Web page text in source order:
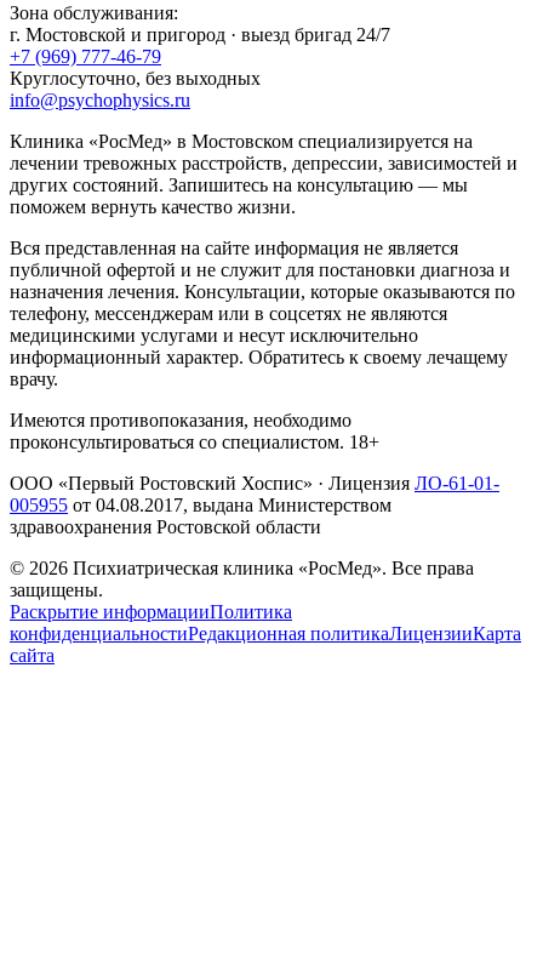
Зона обслуживания:
г. Мостовской и пригород · выезд бригад 24/7
+7 (969) 777-46-79
Круглосуточно, без выходных
info@psychophysics.ru
Клиника «РосМед» в Мостовском специализируется на
лечении тревожных расстройств, депрессии, зависимостей и
других состояний. Запишитесь на консультацию — мы
поможем вернуть качество жизни.
Вся представленная на сайте информация не является
публичной офертой и не служит для постановки диагноза и
назначения лечения. Консультации, которые оказываются по
телефону, мессенджерам или в соцсетях не являются
медицинскими услугами и несут исключительно
информационный характер. Обратитесь к своему лечащему
врачу.
Имеются противопоказания, необходимо
проконсультироваться со специалистом. 18+
ООО «Первый Ростовский Хоспис» · Лицензия ЛО-61-01-
005955 от 04.08.2017, выдана Министерством
здравоохранения Ростовской области
© 2026 Психиатрическая клиника «РосМед». Все права
защищены.
Раскрытие информацииПолитика
конфиденциальностиРедакционная политикаЛицензииКарта
сайта